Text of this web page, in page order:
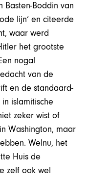
Basten-Boddin van
lijn’ en citeerde
waar werd
het grootste
nogal
van de
en de standaard-
islamitische
zeker wist of
Washington, maar
Welnu, het
Huis de
zelf ook wel